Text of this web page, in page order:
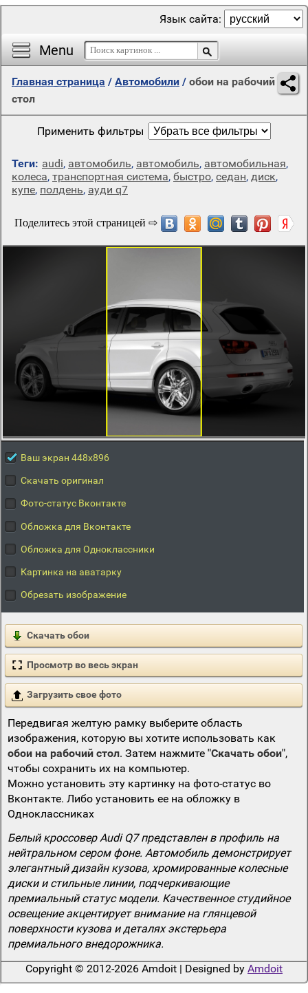
Menu
Язык сайта:
Главная страница / Автомобили / обои на рабочий
стол
Применить фильтры
Теги: audi, автомобиль, автомобиль, автомобильная,
колеса, транспортная система, быстро, седан, диск,
купе, полдень, ауди q7
Ваш экран 448x896
Скачать оригинал
Фото-статус Вконтакте
Обложка для Вконтакте
Обложка для Одноклассники
Картинка на аватарку
Обрезать изображение
Скачать обои
Просмотр во весь экран
Загрузить свое фото
Передвигая желтую рамку выберите область
изображения, которую вы хотите использовать как
обои на рабочий стол. Затем нажмите "Скачать обои",
чтобы сохранить их на компьютер.
Можно установить эту картинку на фото-статус во
Вконтакте. Либо установить ее на обложку в
Одноклассниках
Белый кроссовер Audi Q7 представлен в профиль на
нейтральном сером фоне. Автомобиль демонстрирует
элегантный дизайн кузова, хромированные колесные
диски и стильные линии, подчеркивающие
премиальный статус модели. Качественное студийное
освещение акцентирует внимание на глянцевой
поверхности кузова и деталях экстерьера
премиального внедорожника.
Copyright © 2012-2026 Amdoit | Designed by Amdoit